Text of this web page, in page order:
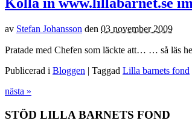
av Stefan Johansson den 03 november 2009
Pratade med Chefen som läckte att… … så läs
Publicerad i Bloggen | Taggad Lilla barnets fond
nästa »
STÖD LILLA BARNETS FOND